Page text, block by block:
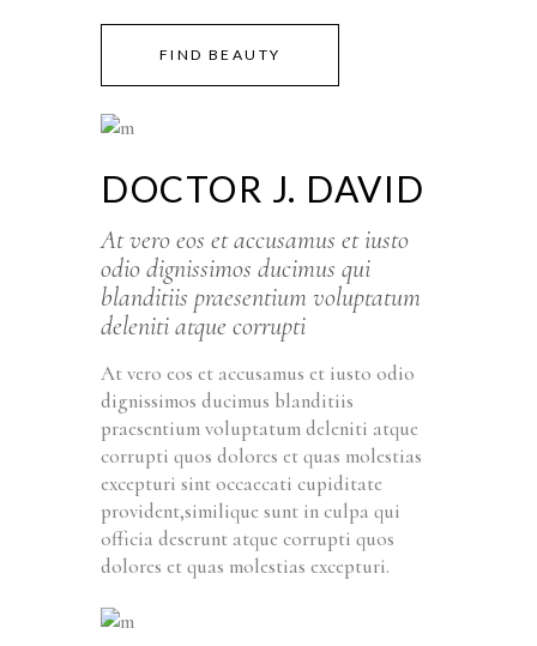
FIND BEAUTY
DOCTOR J. DAVID
At vero eos et accusamus et iusto
odio dignissimos ducimus qui
blanditiis praesentium voluptatum
deleniti atque corrupti
At vero eos et accusamus et iusto odio
dignissimos ducimus blanditiis
praesentium voluptatum deleniti atque
corrupti quos dolores et quas molestias
excepturi sint occaecati cupiditate
provident,similique sunt in culpa qui
officia deserunt atque corrupti quos
dolores et quas molestias excepturi.